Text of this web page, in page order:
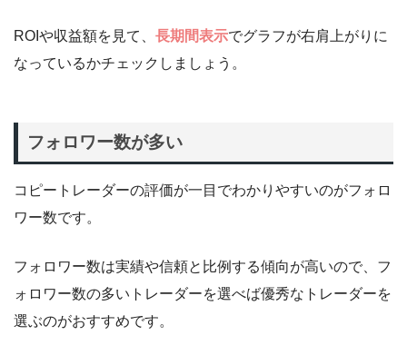
ROIや収益額を見て、 長期間表示でグラフが右肩上がりに
なっているかチェックしましょう。
フォロワー数が多い
コピートレーダーの評価が一目でわかりやすいのがフォロ
ワー数です。
フォロワー数は実績や信頼と比例する傾向が高いので、フ
ォロワー数の多いトレーダーを選べば優秀なトレーダーを
選ぶのがおすすめです。